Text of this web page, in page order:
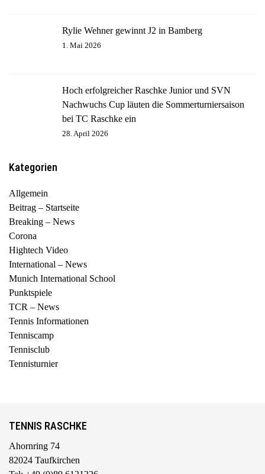
Rylie Wehner gewinnt J2 in Bamberg
1. Mai 2026
Hoch erfolgreicher Raschke Junior und SVN
Nachwuchs Cup läuten die Sommerturniersaison
bei TC Raschke ein
28. April 2026
Kategorien
Allgemein
Beitrag – Startseite
Breaking – News
Corona
Hightech Video
International – News
Munich International School
Punktspiele
TCR – News
Tennis Informationen
Tenniscamp
Tennisclub
Tennisturnier
TENNIS RASCHKE
Ahornring 74
82024 Taufkirchen